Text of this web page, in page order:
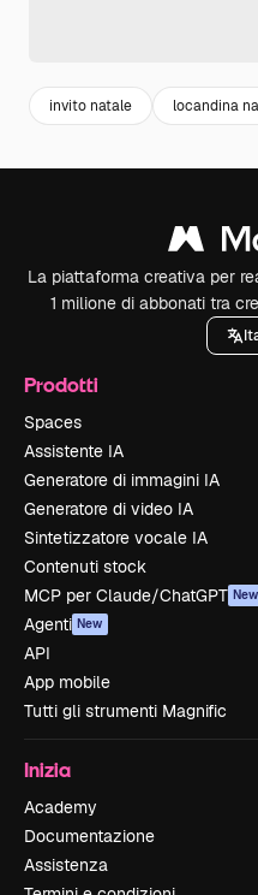
invito natale locandina
La piattaforma creativa per
1 milione di abbonati tra
Prodotti
Spaces
Assistente IA
Generatore di immagini IA
Generatore di video IA
Sintetizzatore vocale IA
Contenuti stock
MCP per Claude/ChatGPT New
Agenti New
API
App mobile
Tutti gli strumenti Magnific
Inizia
Academy
Documentazione
Assistenza